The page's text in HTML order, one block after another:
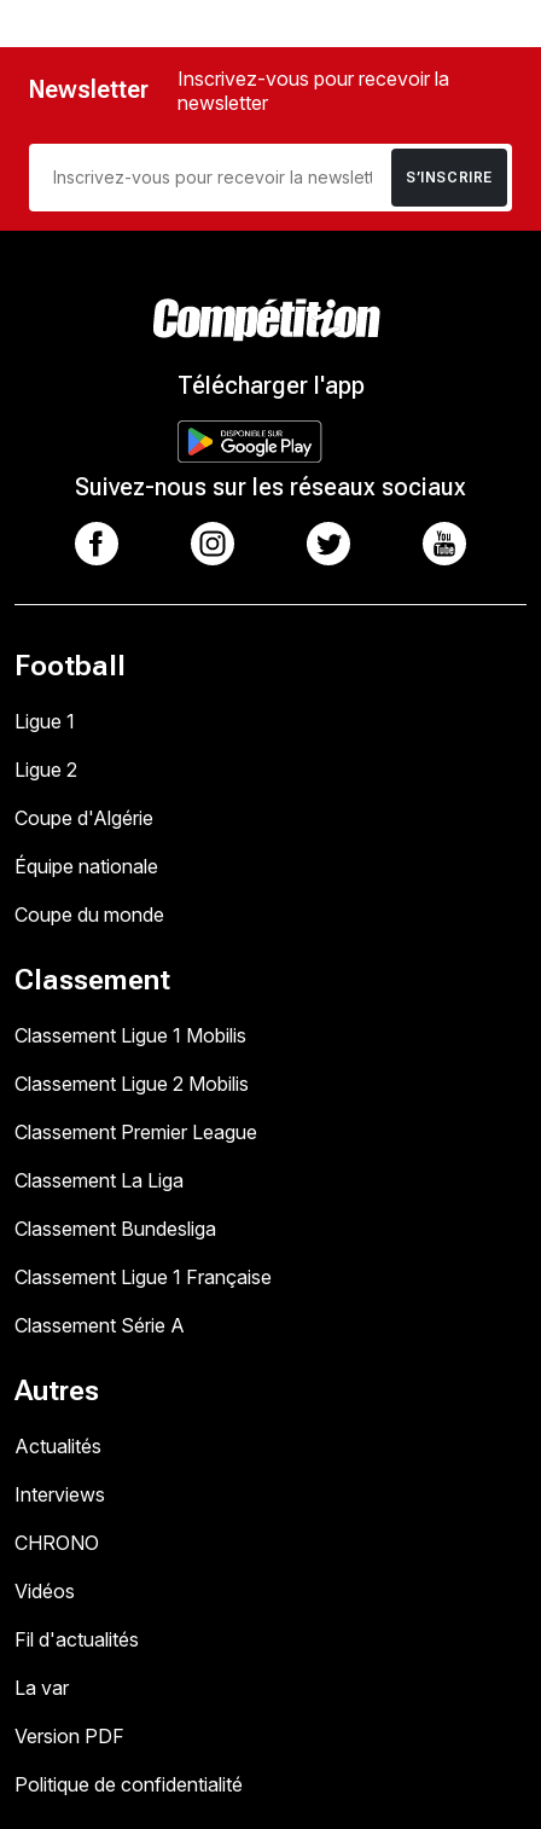
Newsletter
Inscrivez-vous pour recevoir la
newsletter
S’INSCRIRE
Télécharger l'app
Suivez-nous sur les réseaux sociaux
Football
Ligue 1
Ligue 2
Coupe d'Algérie
Équipe nationale
Coupe du monde
Classement
Classement Ligue 1 Mobilis
Classement Ligue 2 Mobilis
Classement Premier League
Classement La Liga
Classement Bundesliga
Classement Ligue 1 Française
Classement Série A
Autres
Actualités
Interviews
CHRONO
Vidéos
Fil d'actualités
La var
Version PDF
Politique de confidentialité